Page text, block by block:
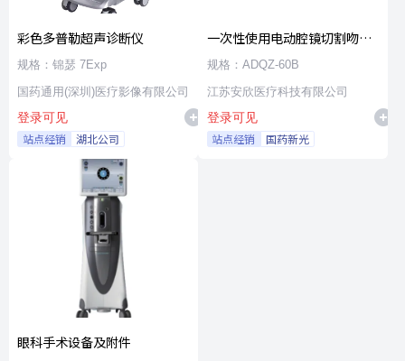
彩色多普勒超声诊断仪
规格：锦瑟 7Exp
国药通用(深圳)医疗影像有限公司
登录可见
站点经销 湖北公司
一次性使用电动腔镜切割吻合
器及组件
规格：ADQZ-60B
江苏安欣医疗科技有限公司
登录可见
站点经销 国药新光
眼科手术设备及附件